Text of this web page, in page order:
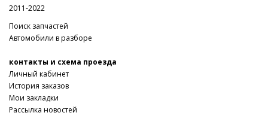
2011-2022
Поиск запчастей
Автомобили в разборе
контакты и схема проезда
Личный кабинет
История заказов
Мои закладки
Рассылка новостей